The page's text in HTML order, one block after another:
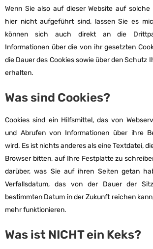
Wenn Sie also auf dieser Website auf solche
hier nicht aufgeführt sind, lassen Sie es
können sich auch direkt an die
Informationen über die von ihr gesetzten
die Dauer des Cookies sowie über den Schutz
erhalten.
Was sind Cookies?
Cookies sind ein Hilfsmittel, das von
und Abrufen von Informationen über ihre
wird. Es ist nichts anderes als eine Textdatei,
Browser bitten, auf Ihre Festplatte zu
darüber, was Sie auf ihren Seiten getan
Verfallsdatum, das von der Dauer der
bestimmten Datum in der Zukunft reichen
mehr funktionieren.
Was ist NICHT ein Keks?